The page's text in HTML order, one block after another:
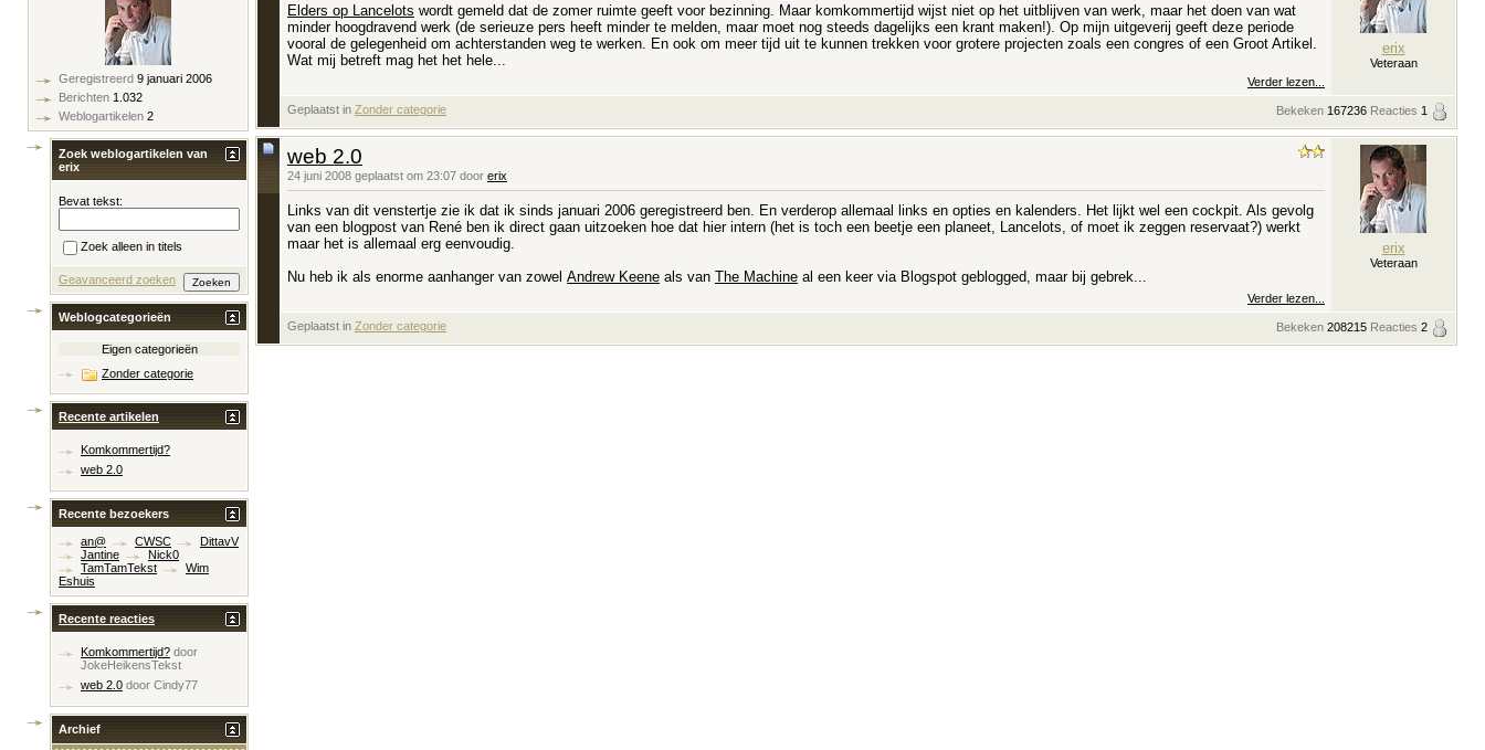
Elders op Lancelots wordt gemeld dat de zomer ruimte geeft voor bezinning. Maar komkommertijd wijst niet op het uitblijven van werk, maar het doen van wat
minder hoogdravend werk (de serieuze pers heeft minder te melden, maar moet nog steeds dagelijks een krant maken!). Op mijn uitgeverij geeft deze periode
vooral de gelegenheid om achterstanden weg te werken. En ook om meer tijd uit te kunnen trekken voor grotere projecten zoals een congres of een Groot Artikel.
Wat mij betreft mag het het hele...
Verder lezen...
erix
Veteraan
Geplaatst in Zonder categorie Bekeken 167236 Reacties 1
web 2.0
24 juni 2008 geplaatst om 23:07 door erix
Links van dit venstertje zie ik dat ik sinds januari 2006 geregistreerd ben. En verderop allemaal links en opties en kalenders. Het lijkt wel een cockpit. Als gevolg
van een blogpost van René ben ik direct gaan uitzoeken hoe dat hier intern (het is toch een beetje een planeet, Lancelots, of moet ik zeggen reservaat?) werkt
maar het is allemaal erg eenvoudig.
Nu heb ik als enorme aanhanger van zowel Andrew Keene als van The Machine al een keer via Blogspot geblogged, maar bij gebrek...
Verder lezen...
erix
Veteraan
Geplaatst in Zonder categorie Bekeken 208215 Reacties 2
Geregistreerd 9 januari 2006
Berichten 1.032
Weblogartikelen 2
Zoek weblogartikelen van
erix
Bevat tekst:
Zoek alleen in titels
Geavanceerd zoeken
Weblogcategorieën
Eigen categorieën
Zonder categorie
Recente artikelen
Komkommertijd?
web 2.0
Recente bezoekers
an@ CWSC
DittavV
Jantine
Nick0
TamTamTekst
Wim
Eshuis
Recente reacties
Komkommertijd? door
JokeHeikensTekst
web 2.0 door Cindy77
Archief